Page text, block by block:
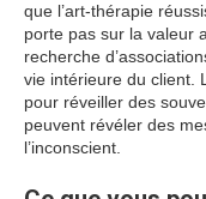
que l’art-thérapie
porte pas sur la valeur
recherche
vie intérieure du client.
pour réveiller des
peuvent révéler des
l’inconscient.